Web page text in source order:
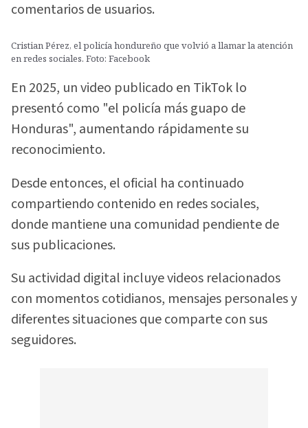
comentarios de usuarios.
Cristian Pérez, el policía hondureño que volvió a llamar la atención
en redes sociales. Foto: Facebook
En 2025, un video publicado en TikTok lo
presentó como "el policía más guapo de
Honduras", aumentando rápidamente su
reconocimiento.
Desde entonces, el oficial ha continuado
compartiendo contenido en redes sociales,
donde mantiene una comunidad pendiente de
sus publicaciones.
Su actividad digital incluye videos relacionados
con momentos cotidianos, mensajes personales y
diferentes situaciones que comparte con sus
seguidores.